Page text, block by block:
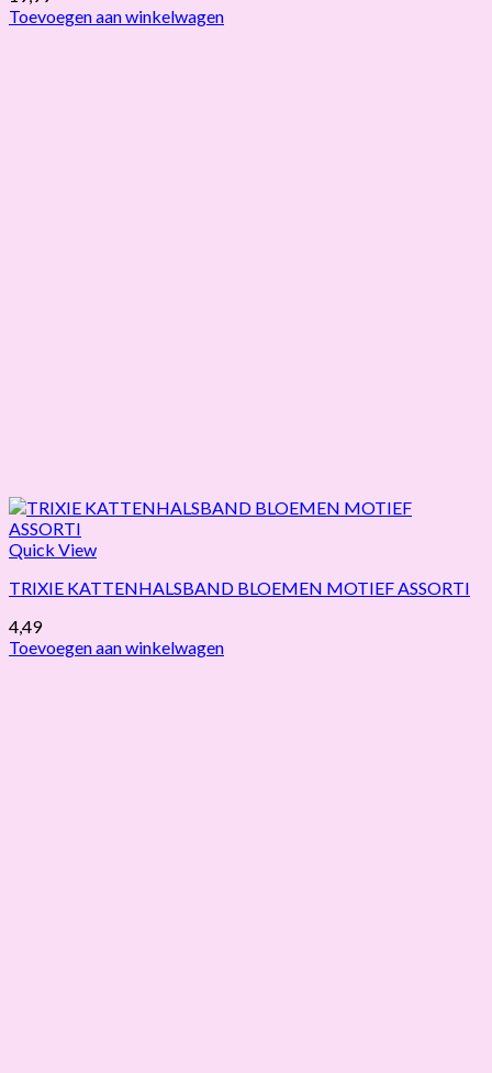
Toevoegen aan winkelwagen
Quick View
TRIXIE KATTENHALSBAND BLOEMEN MOTIEF ASSORTI
4,49
Toevoegen aan winkelwagen